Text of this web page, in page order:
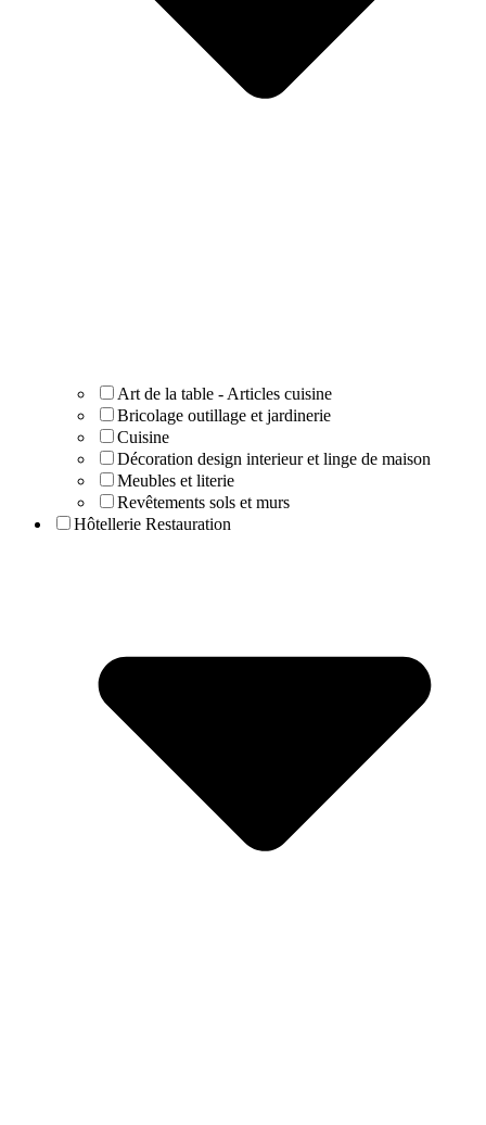
Art de la table - Articles cuisine
Bricolage outillage et jardinerie
Cuisine
Décoration design interieur et linge de maison
Meubles et literie
Revêtements sols et murs
Hôtellerie Restauration